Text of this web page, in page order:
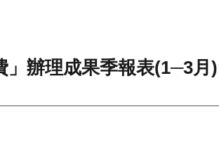
」辦理成果季報表(1─3月)